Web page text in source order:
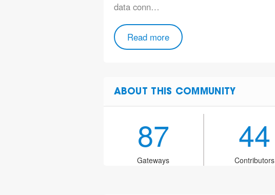
data conn…
Read more
ABOUT THIS COMMUNITY
87
Gateways
44
Contributors